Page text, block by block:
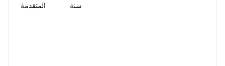
سنة
المتقدمة